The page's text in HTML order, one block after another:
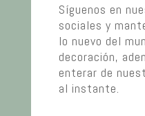
Síguenos en
sociales y
lo nuevo del
decoración,
enterar de
al instante.